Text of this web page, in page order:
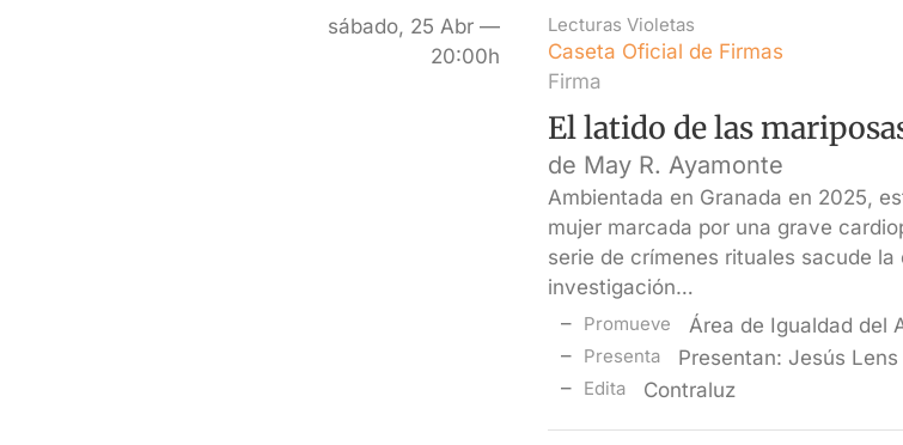
sábado, 25 Abr —
20:00h
Lecturas Violetas
Caseta Oficial de Firmas
Firma
El latido de las
de May R. Ayamonte
Ambientada en Granada en 2025,
mujer marcada por una grave
serie de crímenes rituales sacude
investigación…
Promueve Área de Igualdad del
Presenta Presentan: Jesús
Edita Contraluz